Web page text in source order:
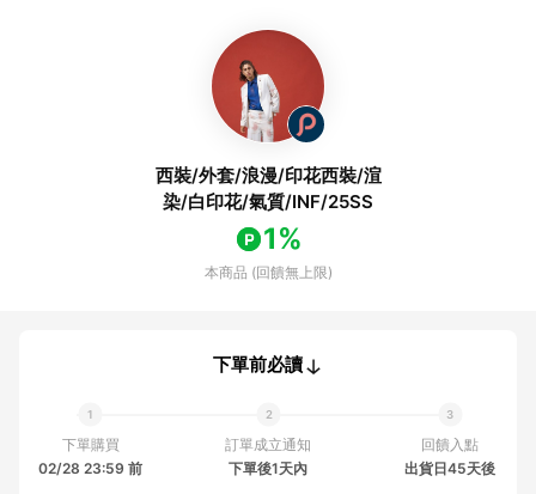
西裝/外套/浪漫/印花西裝/渲
染/白印花/氣質/INF/25SS
1%
本商品 (回饋無上限)
下單前必讀
下單購買
02/28 23:59 前
訂單成立通知
下單後1天內
回饋入點
出貨日45天後